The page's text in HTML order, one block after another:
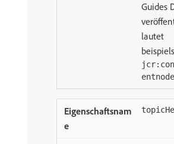
Guides
lautet
entnode